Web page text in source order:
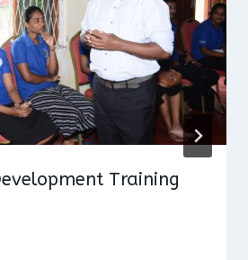
Training